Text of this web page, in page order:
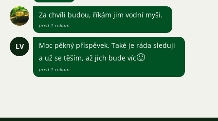
Za chvíli budou, říkám jim vodní myši.
pred 1 rokom
LV
Moc pěkný příspěvek. Také je ráda sleduji
a už se těším, až jich bude víc🙂
pred 1 rokom